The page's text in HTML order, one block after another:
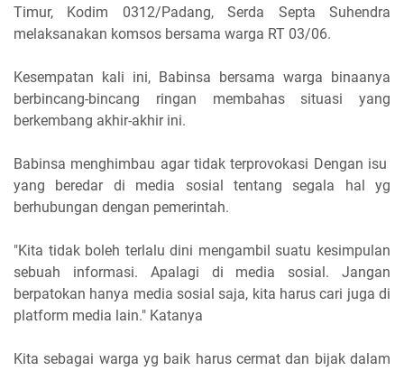
Timur, Kodim 0312/Padang, Serda Septa Suhendra
melaksanakan komsos bersama warga RT 03/06.
Kesempatan kali ini, Babinsa bersama warga binaanya
berbincang-bincang ringan membahas situasi yang
berkembang akhir-akhir ini.
Babinsa menghimbau agar tidak terprovokasi Dengan isu
yang beredar di media sosial tentang segala hal yg
berhubungan dengan pemerintah.
"Kita tidak boleh terlalu dini mengambil suatu kesimpulan
sebuah informasi. Apalagi di media sosial. Jangan
berpatokan hanya media sosial saja, kita harus cari juga di
platform media lain." Katanya
Kita sebagai warga yg baik harus cermat dan bijak dalam